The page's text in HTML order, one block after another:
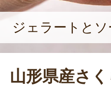
あるからこそ、
笑んだ。
ジェラートとソ
山形県産さ